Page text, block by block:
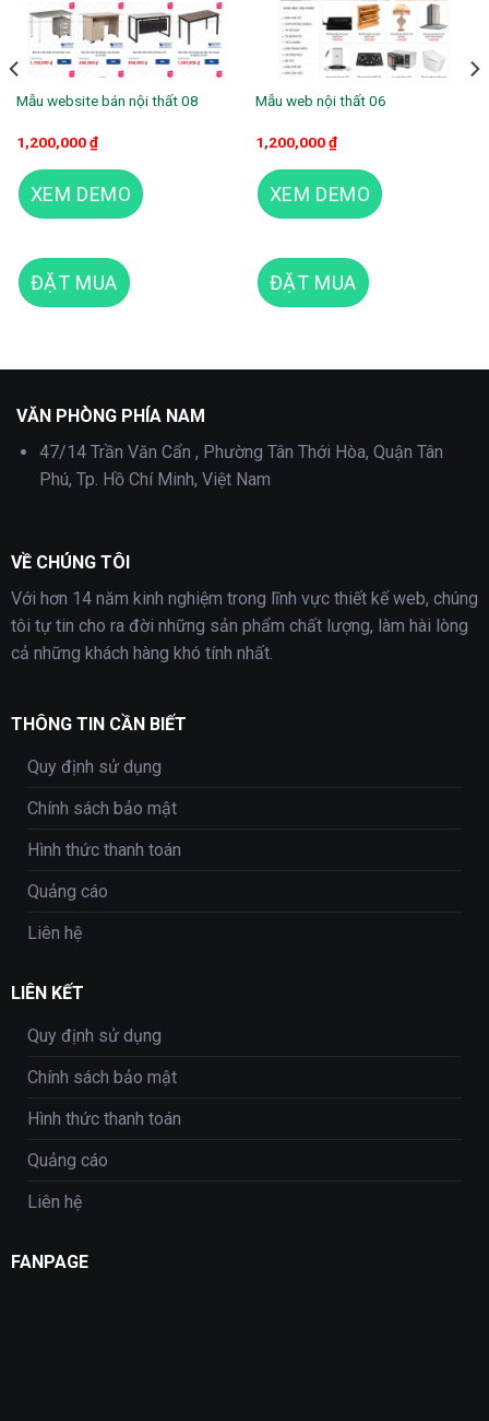
Mẫu website bán nội thất 08
1,200,000₫
XEM DEMO
ĐẶT MUA
Mẫu web nội thất 06
1,200,000₫
XEM DEMO
ĐẶT MUA
Theme wordpress bán nội thất
VĂN PHÒNG PHÍA NAM
47/14 Trần Văn Cẩn , Phường Tân Thới Hòa, Quận Tân
Phú, Tp. Hồ Chí Minh, Việt Nam
VỀ CHÚNG TÔI
Với hơn 14 năm kinh nghiệm trong lĩnh vực thiết kế web, chúng
tôi tự tin cho ra đời những sản phẩm chất lượng, làm hài lòng
cả những khách hàng khó tính nhất.
THÔNG TIN CẦN BIẾT
Quy định sử dụng
Chính sách bảo mật
Hình thức thanh toán
Quảng cáo
Liên hệ
LIÊN KẾT
Quy định sử dụng
Chính sách bảo mật
Hình thức thanh toán
Quảng cáo
Liên hệ
FANPAGE